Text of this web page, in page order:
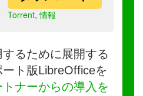
Torrent,情報
るために展開する
ト版LibreOfficeを
ナーからの導入を